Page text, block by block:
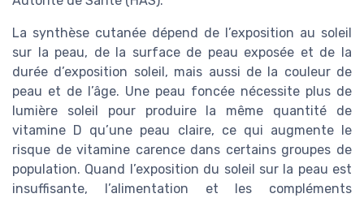
La synthèse cutanée dépend de l’exposition au soleil
sur la peau, de la surface de peau exposée et de la
durée d’exposition soleil, mais aussi de la couleur de
peau et de l’âge. Une peau foncée nécessite plus de
lumière soleil pour produire la même quantité de
vitamine D qu’une peau claire, ce qui augmente le
risque de vitamine carence dans certains groupes de
population. Quand l’exposition du soleil sur la peau est
insuffisante, l’alimentation et les compléments